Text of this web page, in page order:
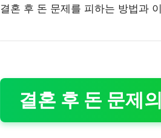
결혼 후 돈 문제를 피하는 방법과
결혼 후 돈 문제